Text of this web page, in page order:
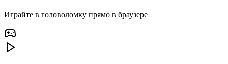
Играйте в головоломку прямо в браузере